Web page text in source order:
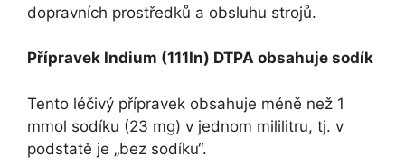
dopravních prostředků a obsluhu strojů.
Přípravek Indium (111In) DTPA obsahuje sodík
Tento léčivý přípravek obsahuje méně než 1
mmol sodíku (23 mg) v jednom mililitru, tj. v
podstatě je „bez sodíku“.